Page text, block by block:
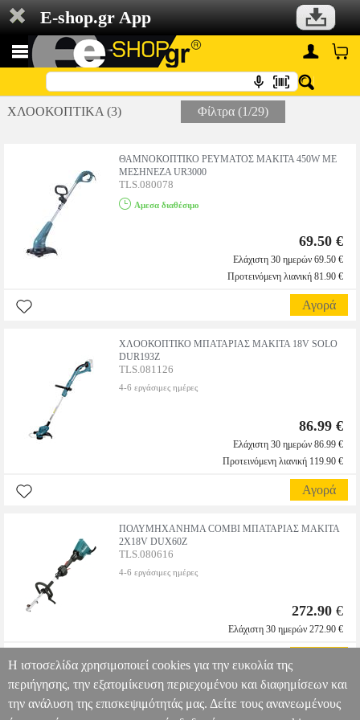
E-shop.gr App
ΧΛΟΟΚΟΠΤΙΚΑ (3) Φίλτρα (1/29)
ΘΑΜΝΟΚΟΠΤΙΚΟ ΡΕΥΜΑΤΟΣ MAKITA 450W ΜΕ
ΜΕΣΗΝΕΖΑ UR3000
TLS.080078
Αμεσα διαθέσιμο
69.50 €
Ελάχιστη 30 ημερών 69.50 €
Προτεινόμενη λιανική 81.90 €
Αγορά
ΧΛΟΟΚΟΠΤΙΚΟ ΜΠΑΤΑΡΙΑΣ MAKITA 18V SOLO
DUR193Z
TLS.081126
4-6 εργάσιμες ημέρες
86.99 €
Ελάχιστη 30 ημερών 86.99 €
Προτεινόμενη λιανική 119.90 €
Αγορά
ΠΟΛΥΜΗΧΑΝΗΜΑ COMBI ΜΠΑΤΑΡΙΑΣ MAKITA
2X18V DUX60Z
TLS.080616
4-6 εργάσιμες ημέρες
272.90 €
Ελάχιστη 30 ημερών 272.90 €
Η ιστοσελίδα χρησιμοποιεί cookies για την ευκολία της
περιήγησης, την εξατομίκευση περιεχομένου και διαφημίσεων και
την ανάλυση της επισκεψιμότητάς μας. Δείτε τους ανανεωμένους